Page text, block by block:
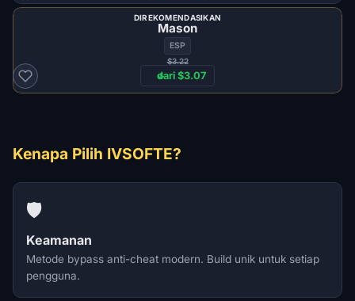
DIREKOMENDASIKAN
Mason
ESP
$3.22
dari $3.07
Kenapa Pilih IVSOFTE?
🛡️
Keamanan
Metode bypass anti-cheat modern. Build unik untuk setiap
pengguna.